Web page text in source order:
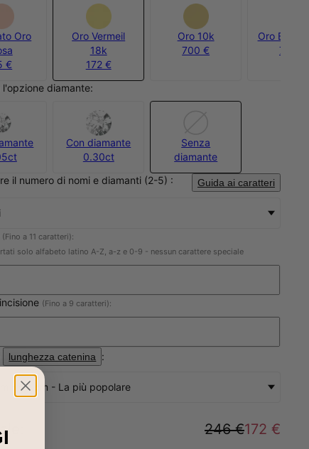
Oro
€
Oro Vermeil
18k
172 €
Oro 10k
700 €
Oro
750 €
l'opzione diamante:
Con diamante
0.30ct
Senza
diamante
il numero di nomi e diamanti (2-5) :
Guida ai caratteri
(Fino a 11 caratteri):
solo alfabeto latino A-Z, a-z e 0-9 - nessun carattere speciale
(Fino a 9 caratteri):
lunghezza catenina :
- 50 cm - La più popolare
246 €172 €